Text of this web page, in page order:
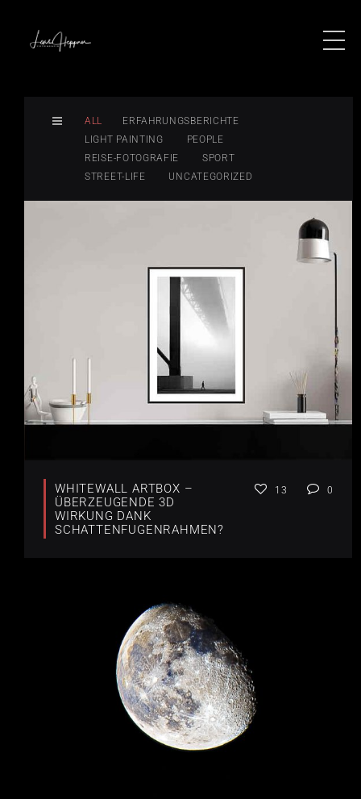
ALL
ERFAHRUNGSBERICHTE
LIGHT PAINTING
PEOPLE
REISE-FOTOGRAFIE
SPORT
STREET-LIFE
UNCATEGORIZED
WHITEWALL ARTBOX –
ÜBERZEUGENDE 3D
WIRKUNG DANK
SCHATTENFUGENRAHMEN?
13 0